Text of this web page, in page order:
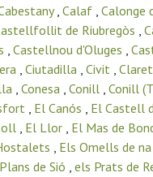
, Calaf , Calonge
de Riubregòs ,
, Castellnou d'Oluges ,
, Ciutadilla , Civit , Claret
, Conesa , Conill , Conill
, El Canós , El Castell
, El Llor , El Mas de
, Els Omells de na
de Sió , els Prats de